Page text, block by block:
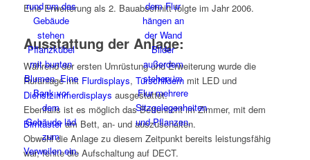
Eine Erweiterung als 2. Bauabschnitt folgte im Jahr 2006.
Ausstattung der Anlage:
Während der ersten Umrüstung und Erweiterung wurde die
Rufanlage mit Flurdisplays, Türschildernmit LED und
Dienstzimmerdisplays ausgestattet.
Ebenfalls ist es möglich das Bettenlicht im Zimmer, mit dem
Birntasteram Bett, an- und auszuschalten.
Obwohl die Anlage zu diesem Zeitpunkt bereits leistungsfähig
war, fehlte die Aufschaltung auf DECT.